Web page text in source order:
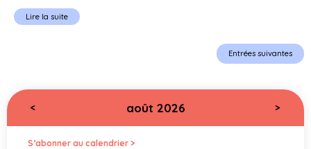
Lire la suite
Entrées suivantes
< août 2026 >
S’abonner au calendrier >